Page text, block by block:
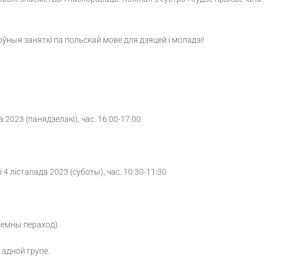
заняткі па польскай мове для дзяцей і моладзі!
2023 (панядзелакі), час. 16:00-17:00
лістапада 2023 (суботы), час. 10:30-11:30
пераход)
групе.